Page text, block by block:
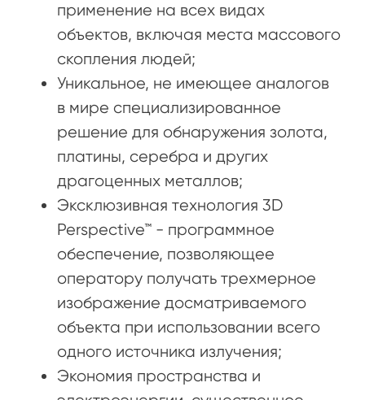
применение на всех видах
объектов, включая места массового
скопления людей;
Уникальное, не имеющее аналогов
в мире специализированное
решение для обнаружения золота,
платины, серебра и других
драгоценных металлов;
Эксклюзивная технология 3D
Perspective™ - программное
обеспечение, позволяющее
оператору получать трехмерное
изображение досматриваемого
объекта при использовании всего
одного источника излучения;
Экономия пространства и